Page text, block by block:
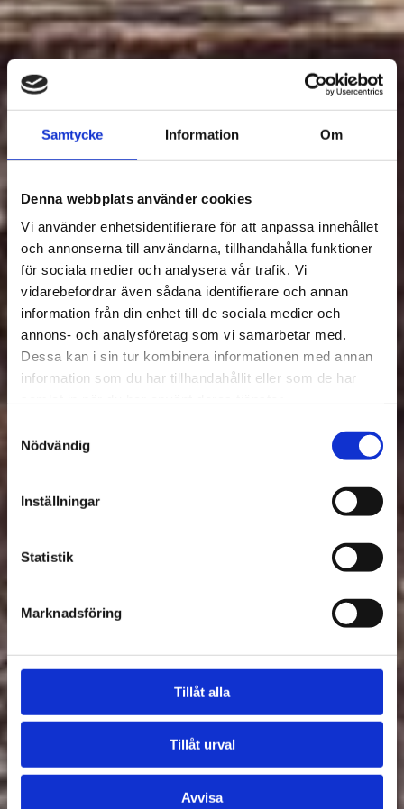
Samtycke Information Om
Denna webbplats använder cookies
Vi använder enhetsidentifierare för att anpassa innehållet
och annonserna till användarna, tillhandahålla funktioner
för sociala medier och analysera vår trafik. Vi
vidarebefordrar även sådana identifierare och annan
information från din enhet till de sociala medier och
annons- och analysföretag som vi samarbetar med.
Dessa kan i sin tur kombinera informationen med annan
information som du har tillhandahållit eller som de har
Nödvändig
Inställningar
Statistik
Marknadsföring
Tillåt alla
Tillåt urval
Avvisa